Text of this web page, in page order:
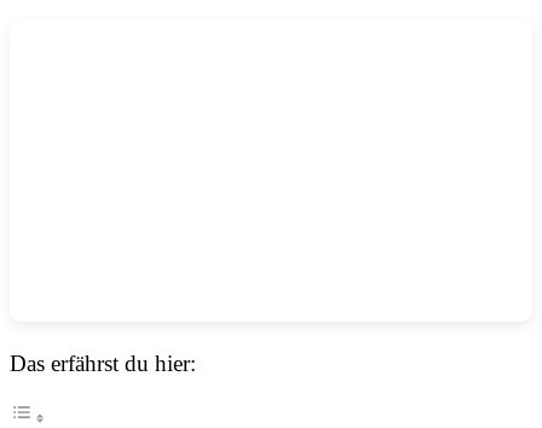
Das erfährst du hier: